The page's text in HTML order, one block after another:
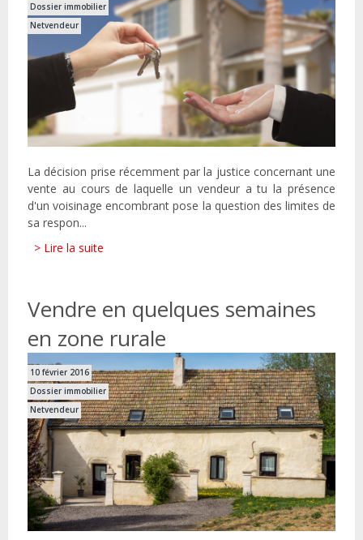
Dossier immobilier
Netvendeur
La décision prise récemment par la justice concernant une
vente au cours de laquelle un vendeur a tu la présence
d'un voisinage encombrant pose la question des limites de
sa respon...
> Lire la suite
Vendre en quelques semaines
en zone rurale
10 février 2016
Dossier immobilier
Netvendeur